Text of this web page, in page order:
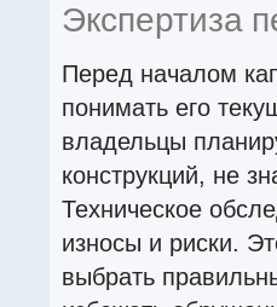
Экспертиза
Перед началом
понимать его
владельцы
конструкций, не
Техническое
износы и риски.
выбрать